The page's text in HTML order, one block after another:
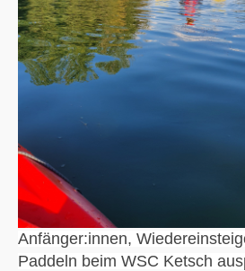
Anfänger:innen,
Paddeln beim WSC Ketsch